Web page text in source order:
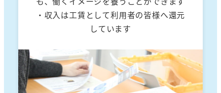
・収入は工賃として利用者の皆様へ還元
しています